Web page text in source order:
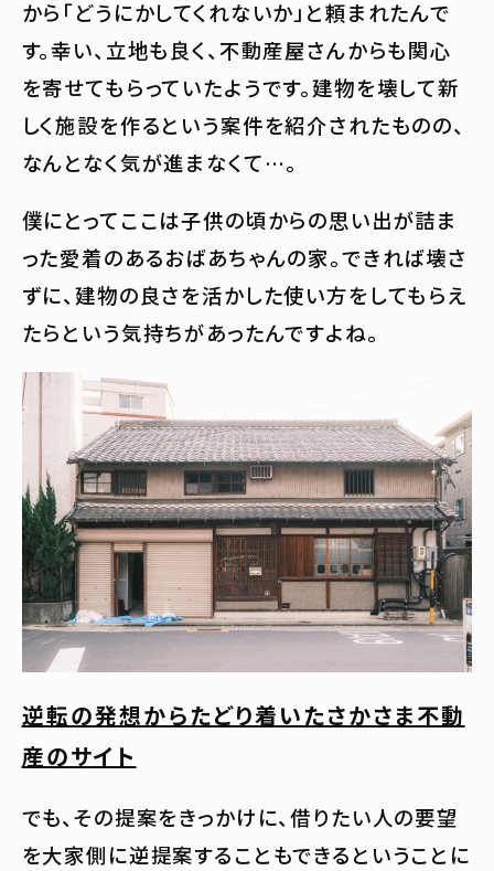
から「どうにかしてくれないか」と頼まれたんで
す。幸い、立地も良く、不動産屋さんからも関心
を寄せてもらっていたようです。建物を壊して新
しく施設を作るという案件を紹介されたものの、
なんとなく気が進まなくて…。
僕にとってここは子供の頃からの思い出が詰ま
った愛着のあるおばあちゃんの家。できれば壊さ
ずに、建物の良さを活かした使い方をしてもらえ
たらという気持ちがあったんですよね。
逆転の発想からたどり着いたさかさま不動
産のサイト
でも、その提案をきっかけに、借りたい人の要望
を大家側に逆提案することもできるということに